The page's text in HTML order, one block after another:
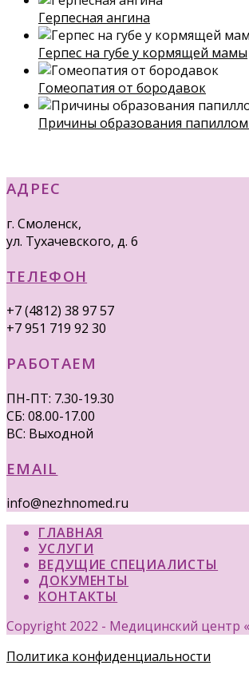
Герпесная ангина
Герпес на губе у кормящей мамы
Гомеопатия от бородавок
Причины образования папиллом
АДРЕС
г. Смоленск,
ул. Тухачевского, д. 6
ТЕЛЕФОН
+7 (4812) 38 97 57
+7 951 719 92 30
РАБОТАЕМ
ПН-ПТ: 7.30-19.30
СБ: 08.00-17.00
ВС: Выходной
EMAIL
info@nezhnomed.ru
ГЛАВНАЯ
УСЛУГИ
ВЕДУЩИЕ СПЕЦИАЛИСТЫ
ДОКУМЕНТЫ
КОНТАКТЫ
Copyright 2022 - Медицинский центр
Политика конфиденциальности